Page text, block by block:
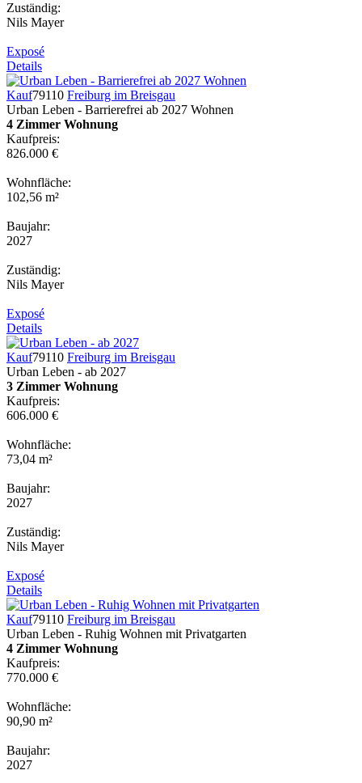
Zuständig:
Nils Mayer
Exposé
Details
Kauf79110 Freiburg im Breisgau
Urban Leben - Barrierefrei ab 2027 Wohnen
4 Zimmer Wohnung
Kaufpreis:
826.000 €
Wohnfläche:
102,56 m²
Baujahr:
2027
Zuständig:
Nils Mayer
Exposé
Details
Kauf79110 Freiburg im Breisgau
Urban Leben - ab 2027
3 Zimmer Wohnung
Kaufpreis:
606.000 €
Wohnfläche:
73,04 m²
Baujahr:
2027
Zuständig:
Nils Mayer
Exposé
Details
Kauf79110 Freiburg im Breisgau
Urban Leben - Ruhig Wohnen mit Privatgarten
4 Zimmer Wohnung
Kaufpreis:
770.000 €
Wohnfläche:
90,90 m²
Baujahr:
2027